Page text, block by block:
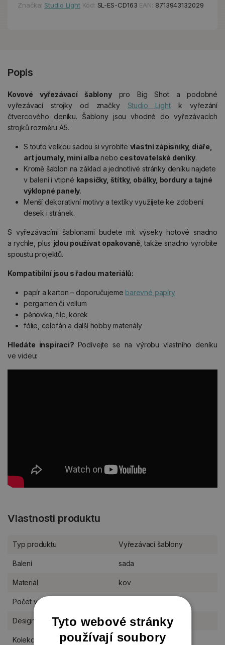
Značka: Studio Light Kód: SL-ES-CD163 EAN: 8713943132029
Popis
Kovové vyřezávací šablonypro Big Shot a podobné
vyřezávací strojky od značky Studio Lightk vyřezání
čtvercového deníku. Šablony jsou vhodné do vyřezávacích
strojků rozměru A5.
S touto velkou sadou si vyrobíte vlastní zápisníky, diáře,
art journaly, mini alba nebo cestovatelské deníky.
Kromě šablon na základ a jednotlivé stránky deníku najdete
v balení i vtipné kapsičky, štítky, obálky, bordury a tajné
výklopné panely.
Menší dekorativní motivy a textíky využijete ke zdobení
desek i stránek.
S vyřezávacími šablonami budete mít výseky hotové snadno
a rychle, plus jdou používat opakovaně , takže snadno vyrobíte
spoustu projektů.
Kompatibilní jsou s řadou materiálů:
papír a karton – doporučujeme barevné papíry
pergamen či vellum
pěnovka, filc, korek
fólie, celofán a další hobby materiály
Hledáte inspiraci? Podívejte se na výrobu vlastního deníku
ve videu:
Vlastnosti produktu
Typ produktu Vyřezávací šablony
Balení sada
Materiál kov
Počet v balení
Designér Studio Light
Kolekce Studio Light Essentials
Tyto webové stránky
používají soubory